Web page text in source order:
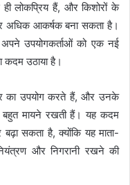
लोकप्रिय हैं, और किशोरों के
अधिक आकर्षक बना सकता है।
उपयोगकर्ताओं को एक नई
कदम उठाया है।
का उपयोग करते हैं, और उनके
बहुत मायने रखती हैं। यह कदम
सकता है, क्योंकि यह माता-
और निगरानी रखने की